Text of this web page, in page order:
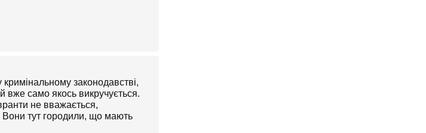
законодавстві,
вже само якось викручується.
не вважається,
тут городили, що мають